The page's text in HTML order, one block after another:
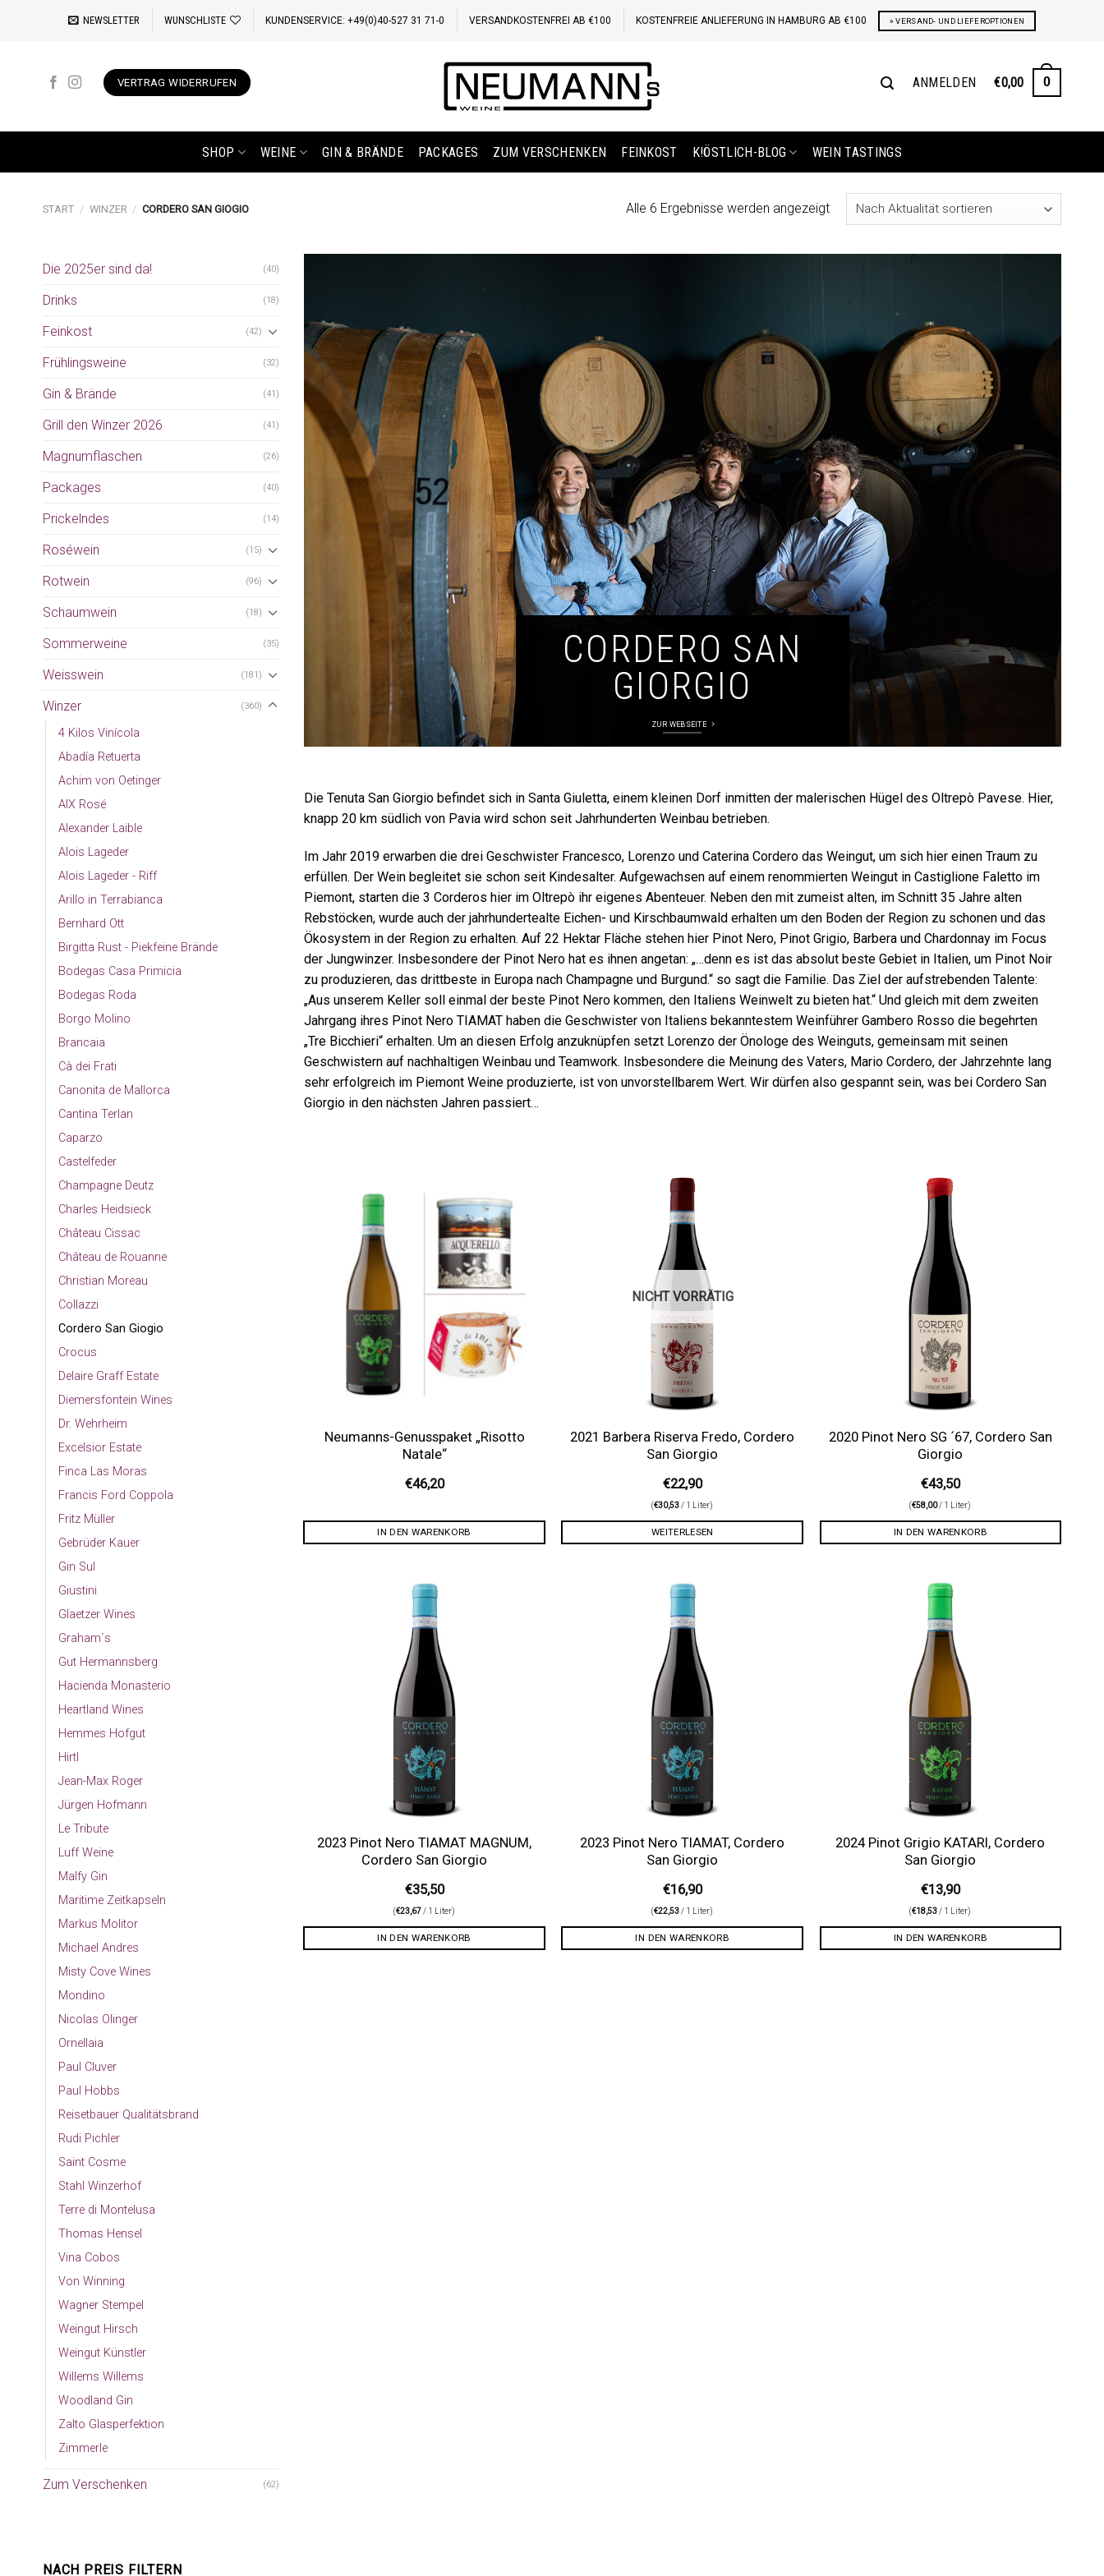
NEWSLETTER WUNSCHLISTE KUNDENSERVICE: +49(0)40-527 31 71-0 VERSANDKOSTENFREI AB €100 KOSTENFREIE ANLIEFERUNG IN HAMBURG AB €100 » VERSAND- UND LIEFEROPTIONEN
VERTRAG WIDERRUFEN ANMELDEN €0,00 0
SHOP WEINE GIN & BRÄNDE PACKAGES ZUM VERSCHENKEN FEINKOST K!ÖSTLICH-BLOG WEIN TASTINGS
START / WINZER / CORDERO SAN GIOGIO Alle 6 Ergebnisse werden angezeigtNach
Aktualität
Die 2025er sind da!
(40)
Drinks (18)
Feinkost (42)
Frühlingsweine (32)
Gin & Brände (41)
Grill den Winzer 2026 (41)
Magnumflaschen (26)
Packages (40)
Prickelndes (14)
Roséwein (15)
Rotwein (96)
Schaumwein (18)
Sommerweine (35)
Weisswein (181)
Winzer (360)
4 Kilos Vinícola
Abadía Retuerta
Achim von Oetinger
AIX Rosé
Alexander Laible
Alois Lageder
Alois Lageder - Riff
Arillo in Terrabianca
Bernhard Ott
Birgitta Rust - Piekfeine Brände
Bodegas Casa Primicia
Bodegas Roda
Borgo Molino
Brancaia
Cà dei Frati
Canonita de Mallorca
Cantina Terlan
Caparzo
Castelfeder
Champagne Deutz
Charles Heidsieck
Château Cissac
Château de Rouanne
Christian Moreau
Collazzi
Cordero San Giogio
Crocus
Delaire Graff Estate
Diemersfontein Wines
Dr. Wehrheim
Excelsior Estate
Finca Las Moras
Francis Ford Coppola
Fritz Müller
Gebrüder Kauer
Gin Sul
Giustini
Glaetzer Wines
Graham´s
Gut Hermannsberg
Hacienda Monasterio
Heartland Wines
Hemmes Hofgut
Hirtl
Jean-Max Roger
Jürgen Hofmann
Le Tribute
Luff Weine
Malfy Gin
Maritime Zeitkapseln
Markus Molitor
Michael Andres
Misty Cove Wines
Mondino
Nicolas Olinger
Ornellaia
Paul Cluver
Paul Hobbs
Reisetbauer Qualitätsbrand
Rudi Pichler
Saint Cosme
Stahl Winzerhof
Terre di Montelusa
Thomas Hensel
Vina Cobos
Von Winning
Wagner Stempel
Weingut Hirsch
Weingut Künstler
Willems Willems
Woodland Gin
Zalto Glasperfektion
Zimmerle
Zum Verschenken (62)
NACH PREIS FILTERN
CORDERO SAN
GIORGIO
ZUR WEBSEITE
Die Tenuta San Giorgio befindet sich in Santa Giuletta, einem kleinen Dorf inmitten der malerischen Hügel des Oltrepò Pavese. Hier,
knapp 20 km südlich von Pavia wird schon seit Jahrhunderten Weinbau betrieben.
Im Jahr 2019 erwarben die drei Geschwister Francesco, Lorenzo und Caterina Cordero das Weingut, um sich hier einen Traum zu
erfüllen. Der Wein begleitet sie schon seit Kindesalter. Aufgewachsen auf einem renommierten Weingut in Castiglione Faletto im
Piemont, starten die 3 Corderos hier im Oltrepò ihr eigenes Abenteuer. Neben den mit zumeist alten, im Schnitt 35 Jahre alten
Rebstöcken, wurde auch der jahrhundertealte Eichen- und Kirschbaumwald erhalten um den Boden der Region zu schonen und das
Ökosystem in der Region zu erhalten. Auf 22 Hektar Fläche stehen hier Pinot Nero, Pinot Grigio, Barbera und Chardonnay im Focus
der Jungwinzer. Insbesondere der Pinot Nero hat es ihnen angetan: „…denn es ist das absolut beste Gebiet in Italien, um Pinot Noir
zu produzieren, das drittbeste in Europa nach Champagne und Burgund.“ so sagt die Familie. Das Ziel der aufstrebenden Talente:
„Aus unserem Keller soll einmal der beste Pinot Nero kommen, den Italiens Weinwelt zu bieten hat.“ Und gleich mit dem zweiten
Jahrgang ihres Pinot Nero TIAMAT haben die Geschwister von Italiens bekanntestem Weinführer Gambero Rosso die begehrten
„Tre Bicchieri“ erhalten. Um an diesen Erfolg anzuknüpfen setzt Lorenzo der Önologe des Weinguts, gemeinsam mit seinen
Geschwistern auf nachhaltigen Weinbau und Teamwork. Insbesondere die Meinung des Vaters, Mario Cordero, der Jahrzehnte lang
sehr erfolgreich im Piemont Weine produzierte, ist von unvorstellbarem Wert. Wir dürfen also gespannt sein, was bei Cordero San
Giorgio in den nächsten Jahren passiert…
Auf die
Wunschliste
Neumanns-Genusspaket „Risotto
Natale“
€46,20
IN DEN WARENKORB
NICHT VORRÄTIG
2021 Barbera Riserva Fredo, Cordero
San Giorgio
€22,90
(€30,53/ 1 Liter)
WEITERLESEN
2020 Pinot Nero SG ´67, Cordero San
Giorgio
€43,50
(€58,00/ 1 Liter)
IN DEN WARENKORB
2023 Pinot Nero TIAMAT MAGNUM,
Cordero San Giorgio
€35,50
(€23,67/ 1 Liter)
IN DEN WARENKORB
2023 Pinot Nero TIAMAT, Cordero
San Giorgio
€16,90
(€22,53/ 1 Liter)
IN DEN WARENKORB
2024 Pinot Grigio KATARI, Cordero
San Giorgio
€13,90
(€18,53/ 1 Liter)
IN DEN WARENKORB